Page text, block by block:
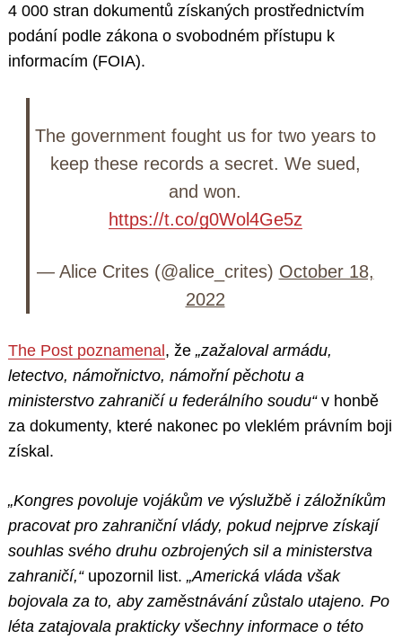
4 000 stran dokumentů získaných prostřednictvím
podání podle zákona o svobodném přístupu k
informacím (FOIA).
The government fought us for two years to
keep these records a secret. We sued,
and won.
https://t.co/g0Wol4Ge5z
— Alice Crites (@alice_crites) October 18,
2022
The Post poznamenal, že „zažaloval armádu,
letectvo, námořnictvo, námořní pěchotu a
ministerstvo zahraničí u federálního soudu“ v honbě
za dokumenty, které nakonec po vleklém právním boji
získal.
„Kongres povoluje vojákům ve výslužbě i záložníkům
pracovat pro zahraniční vlády, pokud nejprve získají
souhlas svého druhu ozbrojených sil a ministerstva
zahraničí,“ upozornil list. „Americká vláda však
bojovala za to, aby zaměstnávání zůstalo utajeno. Po
léta zatajovala prakticky všechny informace o této